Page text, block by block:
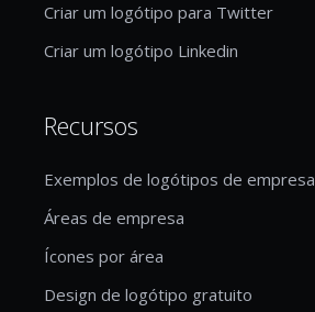
Criar um logótipo para Twitter
Criar um logótipo Linkedin
Recursos
Exemplos de logótipos de empresa
Áreas de empresa
Ícones por área
Design de logótipo gratuito